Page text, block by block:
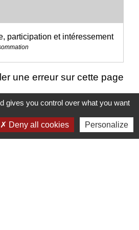
participation et intéressement
une erreur sur cette page
contacter
gives you control over what you want
Deny all cookies Personalize